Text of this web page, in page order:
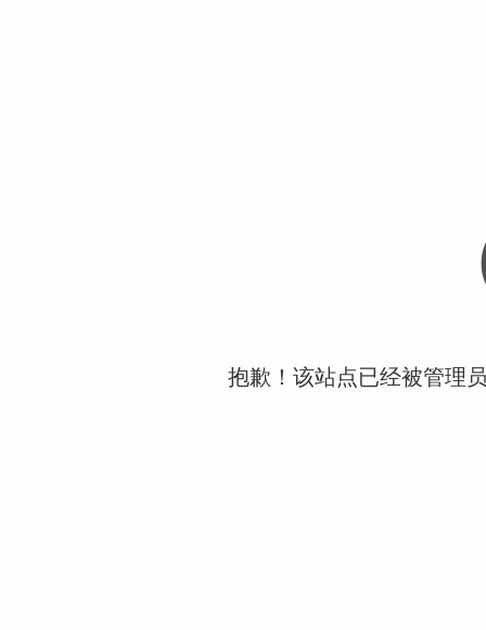
抱歉！该站点已经被管理